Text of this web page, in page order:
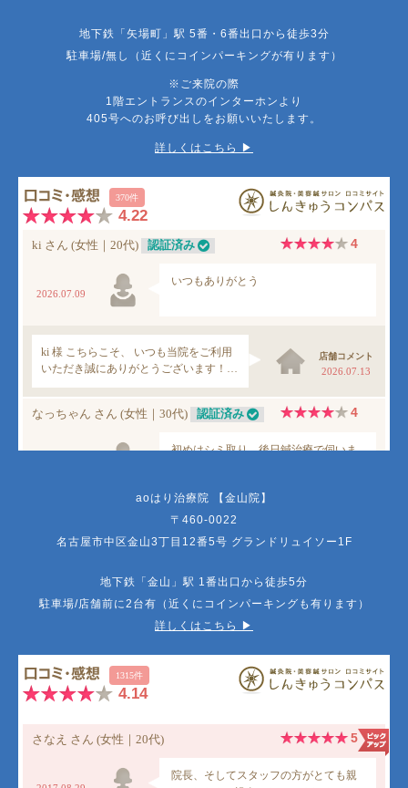
地下鉄「矢場町」駅 5番・6番出口から徒歩3分
駐車場/無し（近くにコインパーキングが有ります）
※ご来院の際
1階エントランスのインターホンより
405号へのお呼び出しをお願いいたします。
詳しくはこちら ▶︎
aoはり治療院 【金山院】
〒460-0022
名古屋市中区金山3丁目12番5号 グランドリュイソー1F
地下鉄「金山」駅 1番出口から徒歩5分
駐車場/店舗前に2台有（近くにコインパーキングも有ります）
詳しくはこちら ▶︎